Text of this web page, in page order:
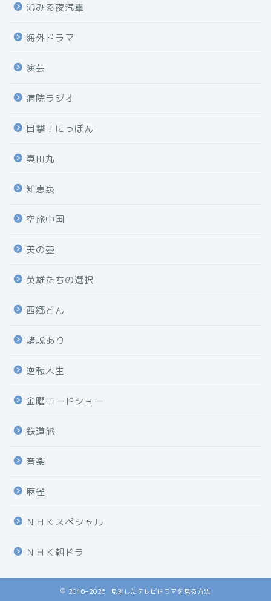
沁みる夜汽車
海外ドラマ
演芸
病院ラジオ
目撃！にっぽん
真田丸
知恵泉
空旅中国
美の壺
英雄たちの選択
西郷どん
諸説あり
逆転人生
金曜ロードショー
鉄道旅
音楽
麻雀
ＮＨＫスペシャル
ＮＨＫ朝ドラ
2016–2026 見逃したテレビドラマを見る方法